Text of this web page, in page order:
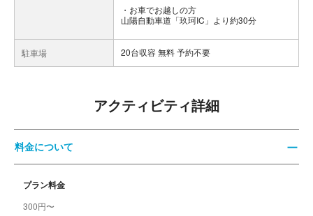
お車でお越しの方
山陽自動車道「玖珂IC」より約30分
駐車場 20台収容 無料 予約不要
アクティビティ詳細
料金について
プラン料金
300円〜